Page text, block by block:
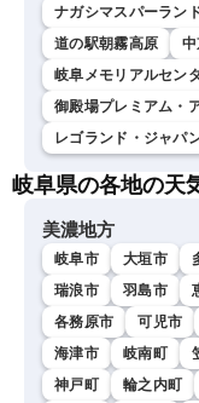
ナガシマスパーラン
道の駅朝霧高原
岐阜メモリアルセン
御殿場プレミアム・
レゴランド・ジャパ
岐阜県の各地の天
美濃地方
岐阜市 大垣市
瑞浪市
羽島市
各務原市
可児市
海津市
岐南町
神戸町
輪之内町